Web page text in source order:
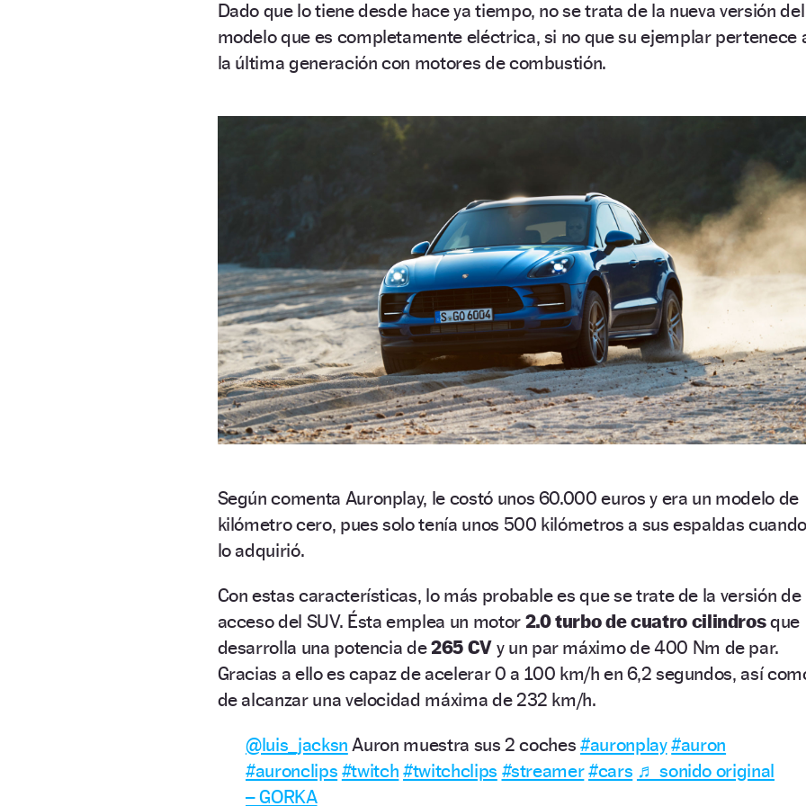
Dado que lo tiene desde hace ya tiempo, no se trata de la nueva versión del
modelo que es completamente eléctrica, si no que su ejemplar pertenece
la última generación con motores de combustión.
Según comenta Auronplay, le costó unos 60.000 euros y era un modelo de
kilómetro cero, pues solo tenía unos 500 kilómetros a sus espaldas cuando
lo adquirió.
Con estas características, lo más probable es que se trate de la versión de
acceso del SUV. Ésta emplea un motor 2.0 turbo de cuatro cilindrosque
desarrolla una potencia de265 CV y un par máximo de 400 Nm de par.
Gracias a ello es capaz de acelerar 0 a 100 km/h en 6,2 segundos, así
de alcanzar una velocidad máxima de 232 km/h.
@luis_jacksn Auron muestra sus 2 coches#auronplay#auron
#auronclips #twitch #twitchclips #streamer#cars ♬ sonido original
– GORKA